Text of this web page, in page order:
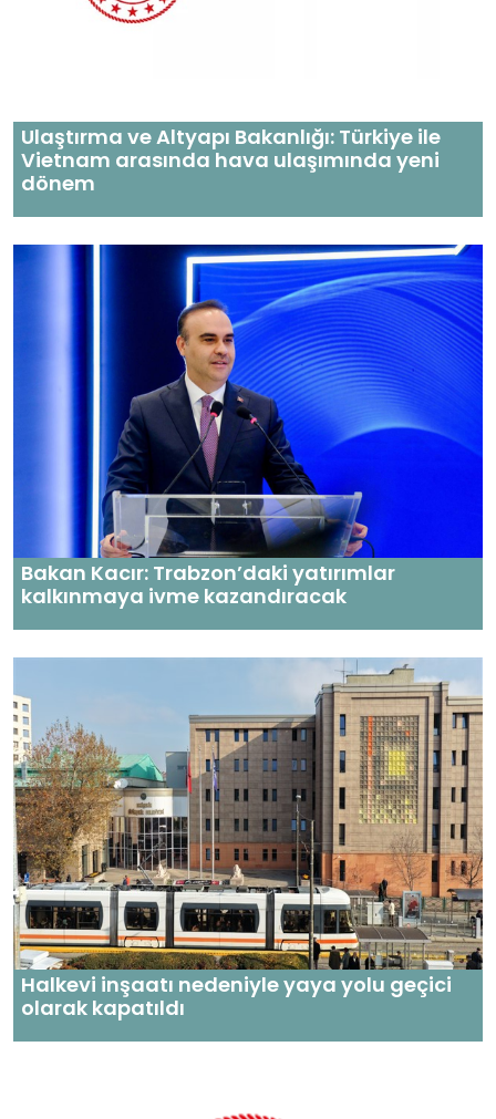
Ulaştırma ve Altyapı Bakanlığı: Türkiye ile
Vietnam arasında hava ulaşımında yeni
dönem
Bakan Kacır: Trabzon’daki yatırımlar
kalkınmaya ivme kazandıracak
Halkevi inşaatı nedeniyle yaya yolu geçici
olarak kapatıldı